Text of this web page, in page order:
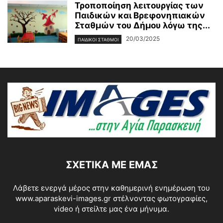
Τροποποίηση λειτουργίας των
Παιδικών και Βρεφονηπιακών
Σταθμών του Δήμου λόγω της...
ΠΑΙΔΙΚΟΙ ΣΤΑΘΜΟΙ 20/03/2025
ΣΧΕΤΙΚΆ ΜΕ ΕΜΆΣ
Λάβετε ενεργά μέρος στην καθημερινή ενημέρωση του
www.aparaskevi-images.gr στέλνοντας φωτογραφίες,
video ή στείλτε μας ένα μήνυμα.